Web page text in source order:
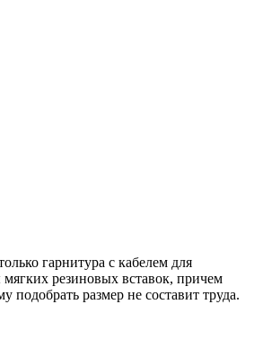
гарнитура с кабелем для
резиновых вставок, причем
размер не составит труда.